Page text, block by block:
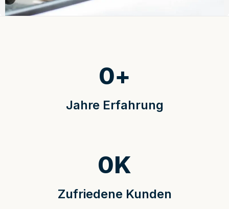
Jahre Erfahrung
0+
Zufriedene Kunden
0K